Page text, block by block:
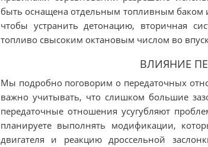
быть оснащена отдельным топливным баком
чтобы устранить детонацию, вторичная
топливо свысоким октановым числом во
ВЛИЯНИЕ
Мы подробно поговорим о передаточных
важно учитывать, что слишком большие
передаточные отношения усугубляют
планируете выполнять модификации,
двигателя и реакцию дроссельной